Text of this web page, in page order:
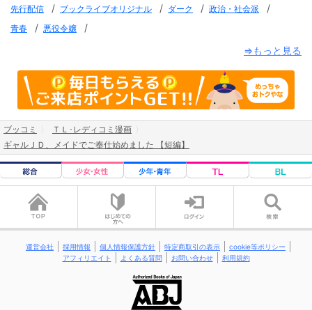
先行配信 / ブックライブオリジナル / ダーク / 政治・社会派 /
青春 / 悪役令嬢
/
⇒もっと見る
ブッコミ
ＴＬ･レディコミ漫画
ギャルＪＤ、メイドでご奉仕始めました 【短編】
運営会社 採用情報 個人情報保護方針 特定商取引の表示
cookie等ポリシー
アフィリエイト
よくある質問 お問い合わせ 利用規約